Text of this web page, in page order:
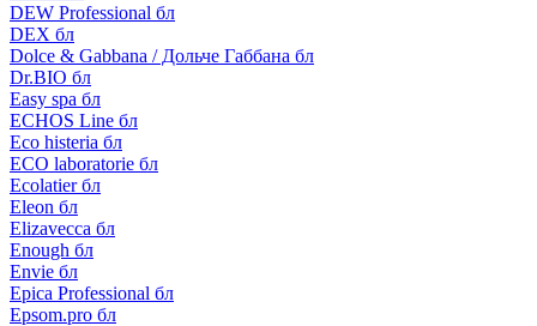
DEW Professional бл
DEX бл
Dolce & Gabbana / Дольче Габбана бл
Dr.BIO бл
Easy spa бл
ECHOS Line бл
Eco histeria бл
ECO laboratorie бл
Ecolatier бл
Eleon бл
Elizavecca бл
Enough бл
Envie бл
Epica Professional бл
Epsom.pro бл